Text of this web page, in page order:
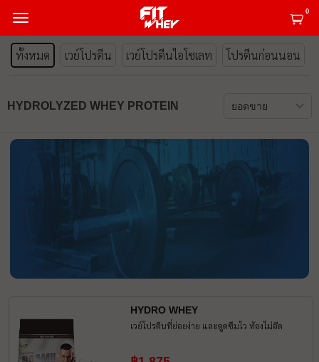
0
ทั้งหมด เวย์โปรตีน เวย์โปรตีนไอโซเลท โปรตีนก่อนนอน
HYDROLYZED WHEY PROTEIN
HYDRO WHEY
เวย์โปรตีนที่ย่อยง่าย และดูดซึมไว ท้องไม่อืด